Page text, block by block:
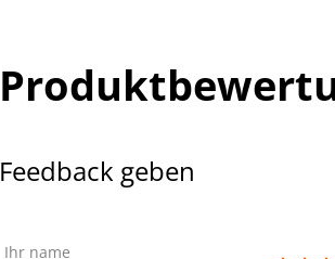
Feedback geben
Ihr name